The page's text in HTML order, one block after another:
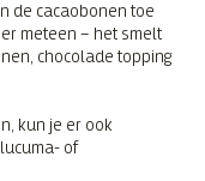
de cacaobonen toe
meteen – het smelt
chocolade topping
kun je er ook
of